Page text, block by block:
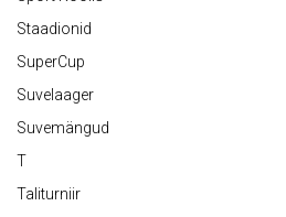
Staadionid
SuperCup
Suvelaager
Suvemängud
T
Taliturniir